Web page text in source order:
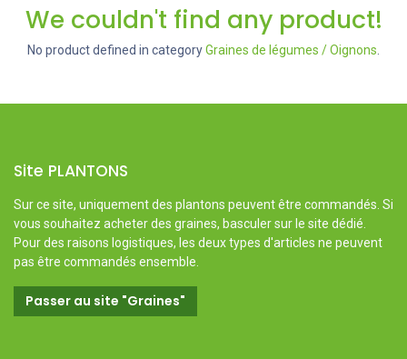
We couldn't find any product!
No product defined in categoryGraines de légumes / Oignons
Site PLANTONS
Sur ce site, uniquement des plantons peuvent être commandés. Si
vous souhaitez acheter des graines, basculer sur le site dédié.
Pour des raisons logistiques, les deux types d'articles ne peuvent
pas être commandés ensemble.
Passer au site "Graines"